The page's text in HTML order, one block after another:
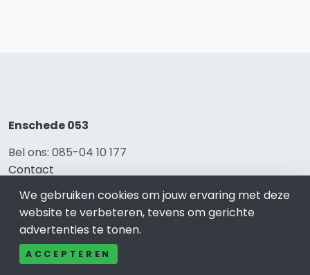
Enschede 053
Bel ons: 085-04 10 177
Contact
Over ons
Cookieverklaring
Avg
Privacy
We gebruiken cookies om jouw ervaring met deze
website te verbeteren, tevens om gerichte
advertenties te tonen.
ACCEPTEREN